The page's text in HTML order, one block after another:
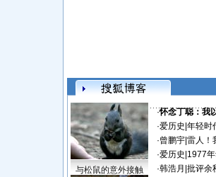
与松鼠的意外接触
·怀念丁聪：我
·爱历史 年轻时
·曾鹏宇| 雷人！
·爱历史 1977
·韩浩月 批评余